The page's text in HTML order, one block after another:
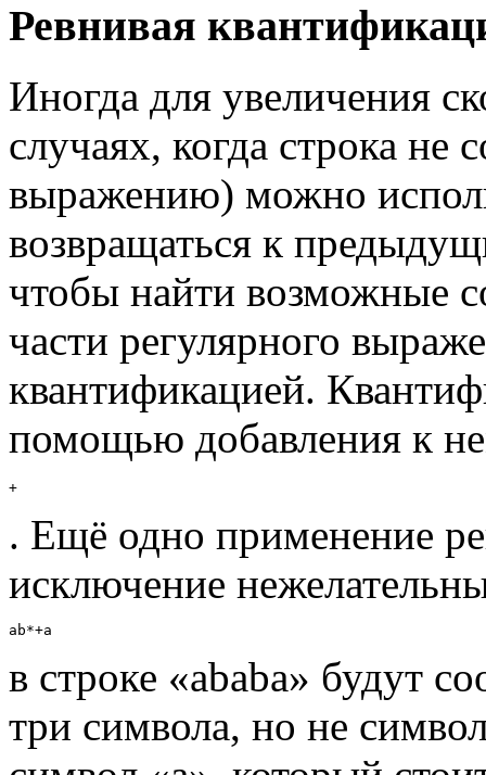
Ревнивая
Иногда для увеличения
случаях, когда строка не
выражению) можно
возвращаться к
чтобы найти возможные
части регулярного
квантификацией.
помощью добавления к
+
. Ещё одно применение
исключение
ab*+a
в строке «ababa» будут
три символа, но не